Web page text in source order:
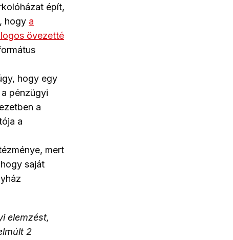
épít,
hogy a
övezetté
hogy egy
pénzügyi
a
a
mert
saját
elemzést,
2